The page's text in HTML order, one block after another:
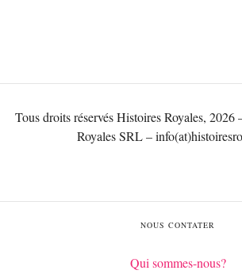
Tous droits réservés Histoires Royales,
Royales SRL –
NOUS CONTATER
Qui sommes-nous?